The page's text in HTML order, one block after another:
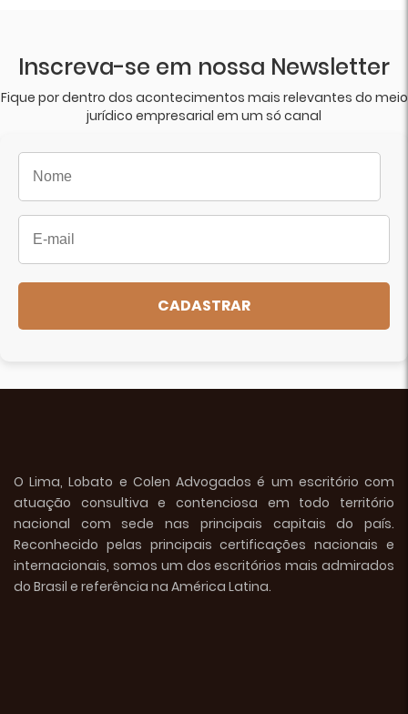
Inscreva-se em nossa Newsletter
Fique por dentro dos acontecimentos mais relevantes do meio
jurídico empresarial em um só canal
O Lima, Lobato e Colen Advogados é um escritório com
atuação consultiva e contenciosa em todo território
nacional com sede nas principais capitais do país.
Reconhecido pelas principais certificações nacionais e
internacionais, somos um dos escritórios mais admirados
do Brasil e referência na América Latina.